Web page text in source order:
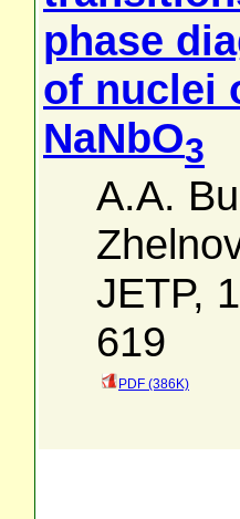
phase
of nuclei
NaNbO3
A.A.
JETP,
619
PDF (386K)